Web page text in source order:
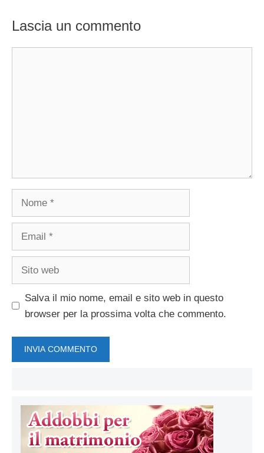
Lascia un commento
Salva il mio nome, email e sito web in questo
browser per la prossima volta che commento.